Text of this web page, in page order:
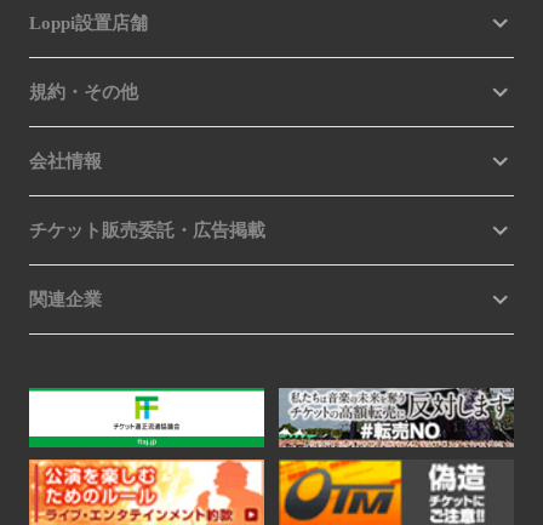
Loppi設置店舗
規約・その他
会社情報
チケット販売委託・広告掲載
関連企業